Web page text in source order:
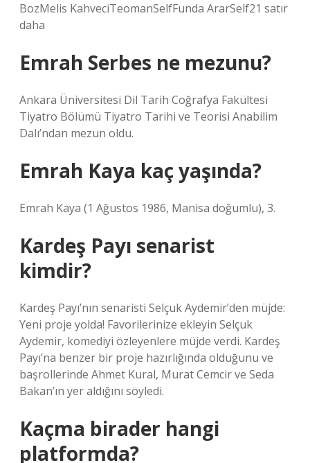
BozMelis KahveciTeomanSelfFunda ArarSelf21 satır
daha
Emrah Serbes ne mezunu?
Ankara Üniversitesi Dil Tarih Coğrafya Fakültesi
Tiyatro Bölümü Tiyatro Tarihi ve Teorisi Anabilim
Dalı’ndan mezun oldu.
Emrah Kaya kaç yaşında?
Emrah Kaya (1 Ağustos 1986, Manisa doğumlu), 3.
Kardeş Payı senarist
kimdir?
Kardeş Payı’nın senaristi Selçuk Aydemir’den müjde:
Yeni proje yolda! Favorilerinize ekleyin Selçuk
Aydemir, komediyi özleyenlere müjde verdi. Kardeş
Payı’na benzer bir proje hazırlığında olduğunu ve
başrollerinde Ahmet Kural, Murat Cemcir ve Seda
Bakan’ın yer aldığını söyledi.
Kaçma birader hangi
platformda?